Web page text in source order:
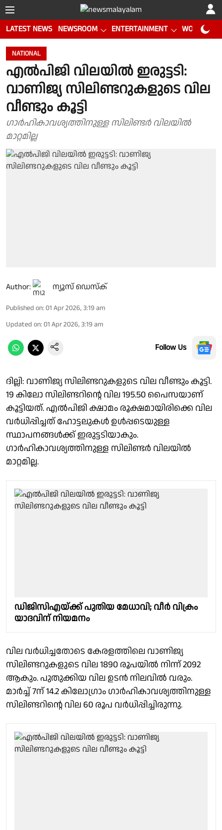
LATEST NEWS NEWSROOM ENTERTAINMENT WORLD CUP
NATIONAL
എൽപിജി വിലയിൽ ഇരുട്ടടി:
വാണിജ്യ സിലിണ്ടറുകളുടെ വില
വീണ്ടും കൂട്ടി
ഗാർഹികാവശ്യത്തിനുള്ള സിലിണ്ടർ വിലയിൽ
മാറ്റമില്ല
Author: ന്യൂസ് ഡെസ്ക്
Published on: 01 Apr 2026, 3:19 am
Updated on: 01 Apr 2026, 3:19 am
Follow Us
ദില്ലി: വാണിജ്യ സിലിണ്ടറുകളുടെ വില വീണ്ടും കൂട്ടി.
19 കിലോ സിലിണ്ടറിന്റെ വില 195.50 പൈസയാണ്
കൂട്ടിയത്. എൽപിജി ക്ഷാമം രൂക്ഷമായിരിക്കെ വില
വർധിപ്പിച്ചത് ഹോട്ടലുകൾ ഉൾപ്പടെയുള്ള
സ്ഥാപനങ്ങൾക്ക് ഇരുട്ടടിയാകും.
ഗാർഹികാവശ്യത്തിനുള്ള സിലിണ്ടർ വിലയിൽ
മാറ്റമില്ല.
ഡിജിസിഎയ്ക്ക് പുതിയ മേധാവി; വീർ വിക്രം
യാദവിന് നിയമനം
വില വർധിച്ചതോടെ കേരളത്തിലെ വാണിജ്യ
സിലിണ്ടറുകളുടെ വില 1890 രൂപയിൽ നിന്ന് 2092
ആകും. പുതുക്കിയ വില ഉടൻ നിലവിൽ വരും.
മാർച്ച് 7ന് 14.2 കിലോഗ്രാം ഗാർഹികാവശ്യത്തിനുള്ള
സിലിണ്ടറിൻ്റെ വില 60 രൂപ വർധിപ്പിച്ചിരുന്നു.